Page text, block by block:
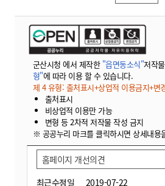
군산시청 에서 제작한 "읍면동소식"저작
형"에 따라 이용 할 수 있습니다.
제 4 유형: 출처표시+상업적 이용금지+변
출처표시
비상업적 이용만 가능
변형 등 2차적 저작물 작성 금지
※ 공공누리 마크를 클릭하시면 상세내용
최근수정일 2019-07-22
홈페이지 개선의견